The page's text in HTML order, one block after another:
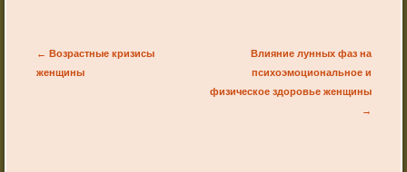
Post navigation
← Возрастные кризисы
женщины
Влияние лунных фаз на
психоэмоциональное и
физическое здоровье женщины
→